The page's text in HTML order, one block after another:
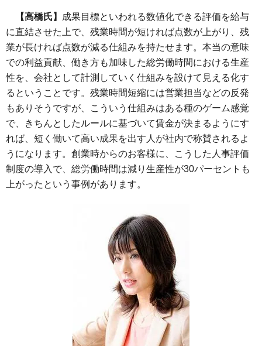
【高橋氏】
成果目標といわれる数値化できる評価を給与
に直結させた上で、残業時間が短ければ点数が上がり、残
業が長ければ点数が減る仕組みを持たせます。本当の意味
での利益貢献、働き方も加味した総労働時間における生産
性を、会社として計測していく仕組みを設けて見える化す
るということです。残業時間短縮には営業担当などの反発
もありそうですが、こういう仕組みはある種のゲーム感覚
で、きちんとしたルールに基づいて賃金が決まるようにす
れば、短く働いて高い成果を出す人が社内で称賛されるよ
うになります。創業時からのお客様に、こうした人事評価
制度の導入で、総労働時間は減り生産性が30パーセントも
上がったという事例があります。